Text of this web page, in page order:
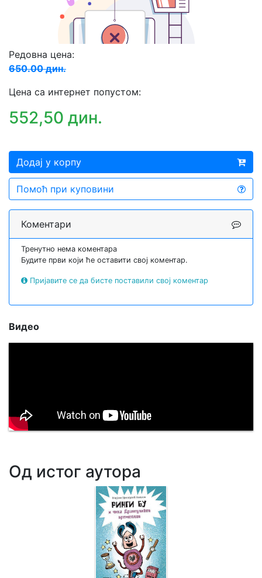
Редовна цена:
650.00 дин.
Цена са интернет попустом:
552,50 дин.
Додај у корпу
Помоћ при куповини
Коментари
Тренутно нема коментара
Будите први који ће оставити свој коментар.
Пријавите се да бисте поставили свој коментар
Видео
Од истог аутора